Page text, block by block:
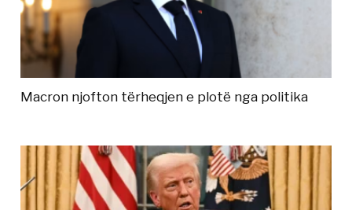
Macron njofton tërheqjen e plotë nga politika